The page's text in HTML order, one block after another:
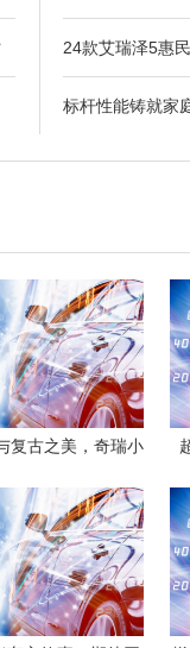
24款艾瑞泽5惠
标杆性能铸就家
复古之美，奇瑞小